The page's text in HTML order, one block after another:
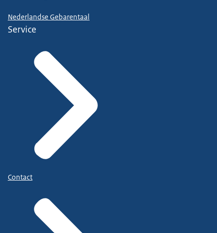
Nederlandse Gebarentaal
Service
Contact